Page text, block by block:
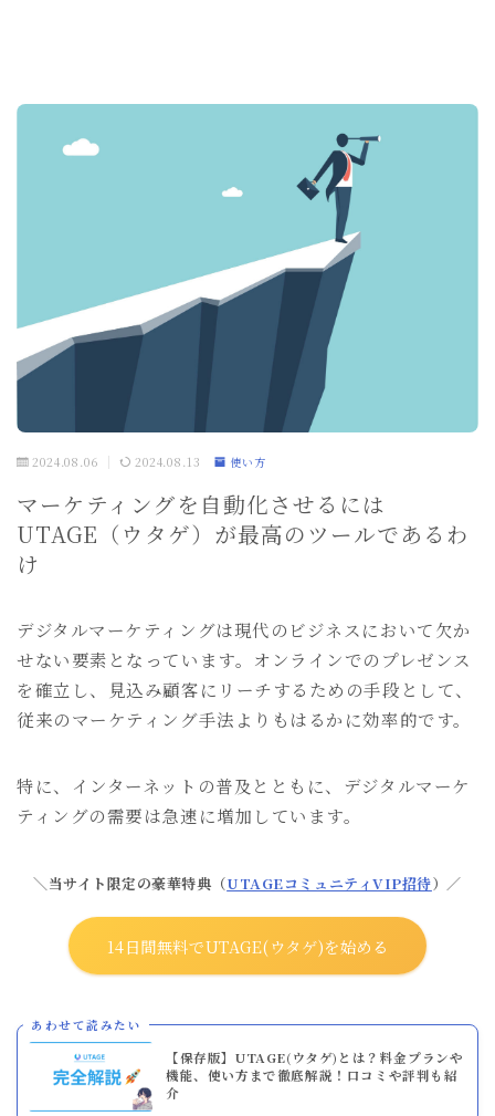
2024.08.06 2024.08.13 使い方
マーケティングを自動化させるには
UTAGE（ウタゲ）が最高のツールであるわ
け
デジタルマーケティングは現代のビジネスにおいて欠か
せない要素となっています。オンラインでのプレゼンス
を確立し、見込み顧客にリーチするための手段として、
従来のマーケティング手法よりもはるかに効率的です。
特に、インターネットの普及とともに、デジタルマーケ
ティングの需要は急速に増加しています。
＼当サイト限定の豪華特典（UTAGEコミュニティVIP招待）／
14日間無料でUTAGE(ウタゲ)を始める
あわせて読みたい
【保存版】UTAGE(ウタゲ)とは？料金プランや
機能、使い方まで徹底解説！口コミや評判も紹
介